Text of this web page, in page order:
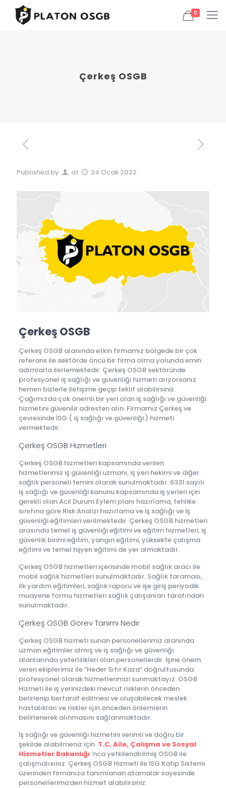
0
Çerkeş OSGB
Published by at 24 Ocak 2022
Çerkeş OSGB
Çerkeş OSGB alanında etkin firmamız bölgede bir çok
referans ile sektörde öncü bir firma olma yolunda emin
adımlarla ilerlemektedir. Çerkeş OSGB sektöründe
profesyonel iş sağlığı ve güvenliği hizmeti arıyorsanız
hemen bizlerle iletişime geçip teklif alabilirsiniz.
Çağımızda çok önemli bir yeri olan iş sağlığı ve güvenliği
hizmetini güvenilir adresten alın. Firmamız Çerkeş ve
çevresinde İSG ( iş sağlığı ve güvenliği ) hizmeti
vermektedir.
Çerkeş OSGB Hizmetleri
Çerkeş OSGB hizmetleri kapsamında verilen
hizmetlerimiz iş güvenliği uzmanı, iş yeri hekimi ve diğer
sağlık personeli temini olarak sunulmaktadır. 6331 sayılı
iş sağlığı ve güvenliği kanunu kapsamında iş yerleri için
gerekli olan Acil Durum Eylem planı hazırlama, tehlike
sınıfına göre Risk Analizi hazırlama ve İş sağlığı ve İş
güvenliği eğitimleri verilmektedir. Çerkeş OSGB hizmetleri
arasında temel iş güvenliği eğitimi ve eğitim hizmetleri, iş
güvenlik birimi eğitim, yangın eğitimi, yüksekte çalışma
eğitimi ve temel hijyen eğitimi de yer almaktadır.
Çerkeş OSGB hizmetleri içerisinde mobil sağlık aracı ile
mobil sağlık hizmetleri sunulmaktadır. Sağlık taraması,
ilk yardım eğitimleri, sağlık raporu ve işe giriş periyodik
muayene formu hizmetleri sağlık çalışanları tarafından
sunulmaktadır.
Çerkeş OSGB Görev Tanımı Nedir
Çerkeş OSGB hizmeti sunan personellerimiz alanında
uzman eğitimler almış ve iş sağlığı ve güvenliği
alanlarında yeterlilikleri olan personellerdir. İşine önem
veren ekiplerimiz ile “Heder Sıfır Kaza” doğrultusunda
profesyonel olarak hizmetlerimizi sunmaktayız. OSGB
Hizmeti ile iş yerinizdeki mevcut risklerin önceden
belirlenip bertaraf edilmesi ve oluşabilecek meslek
hastalıkları ve riskler için önceden önlemlerin
belirlenerek alınmasını sağlanmaktadır.
İş sağlığı ve güvenliği hizmetini verimli ve doğru bir
şekilde alabilmeniz için T.C. Aile, Çalışma ve Sosyal
Hizmetler Bakanlığı‘nca yetkilendirilmiş OSGB ile
çalışmalısınız. Çerkeş OSGB Hizmeti ile İSG Katip Sistemi
üzerinden firmanıza tanımlanan atamalar sayesinde
personellerimizden hizmet alabilirsiniz.